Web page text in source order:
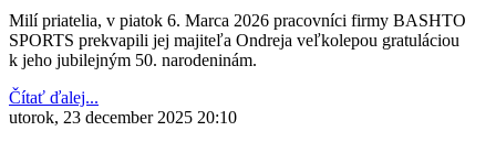
Milí priatelia, v piatok 6. Marca 2026 pracovníci firmy BASHTO
SPORTS prekvapili jej majiteľa Ondreja veľkolepou gratuláciou
k jeho jubilejným 50. narodeninám.
Čítať ďalej...
utorok, 23 december 2025 20:10